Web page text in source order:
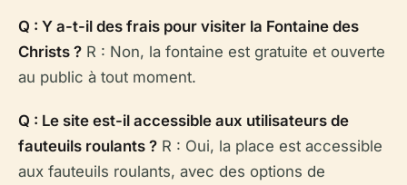
Q : Y a-t-il des frais pour visiter la Fontaine des
Christs ? R : Non, la fontaine est gratuite et ouverte
au public à tout moment.
Q : Le site est-il accessible aux utilisateurs de
fauteuils roulants ? R : Oui, la place est accessible
aux fauteuils roulants, avec des options de